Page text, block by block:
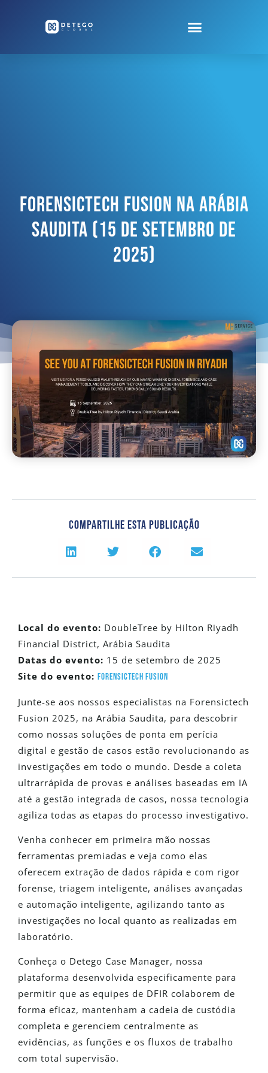
Forensictech Fusion Na Arábia
Saudita (15 De Setembro De
2025)
Compartilhe Esta Publicação
Local do evento: DoubleTree by Hilton Riyadh
Financial District, Arábia Saudita
Datas do evento: 15 de setembro de 2025
Site do evento: Forensictech Fusion
Junte-se aos nossos especialistas na Forensictech
Fusion 2025, na Arábia Saudita, para descobrir
como nossas soluções de ponta em perícia
digital e gestão de casos estão revolucionando as
investigações em todo o mundo. Desde a coleta
ultrarrápida de provas e análises baseadas em IA
até a gestão integrada de casos, nossa tecnologia
agiliza todas as etapas do processo investigativo.
Venha conhecer em primeira mão nossas
ferramentas premiadas e veja como elas
oferecem extração de dados rápida e com rigor
forense, triagem inteligente, análises avançadas
e automação inteligente, agilizando tanto as
investigações no local quanto as realizadas em
laboratório.
Conheça o Detego Case Manager, nossa
plataforma desenvolvida especificamente para
permitir que as equipes de DFIR colaborem de
forma eficaz, mantenham a cadeia de custódia
completa e gerenciem centralmente as
evidências, as funções e os fluxos de trabalho
com total supervisão.